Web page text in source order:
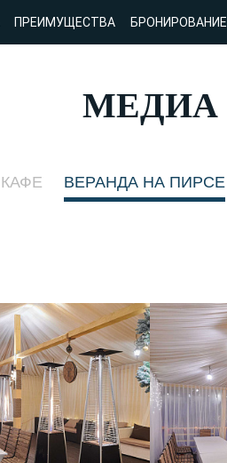
ПРЕИМУЩЕСТВА БРОНИРОВАНИЕ
МЕДИА
КАФЕ ВЕРАНДА НА ПИРСЕ